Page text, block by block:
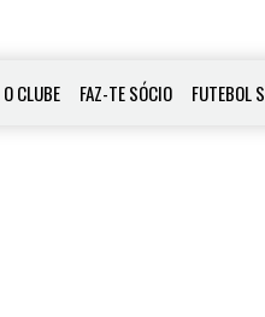
O CLUBE FAZ-TE SÓCIO FUTEBOL